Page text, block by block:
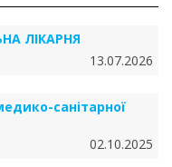
ЛІКАРНЯ
13.07.2026
санітарної
02.10.2025